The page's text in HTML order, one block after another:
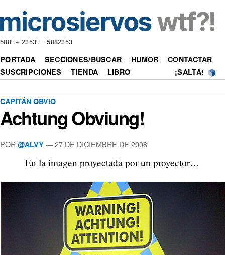
588² + 2353² = 5882353
PORTADA SECCIONES/BUSCAR HUMOR
CONTACTAR
SUSCRIPCIONES
TIENDA LIBRO ¡SALTA!
CAPITÁN OBVIO
Achtung Obviung!
POR @ALVY —27 DE DICIEMBRE DE 2008
En la imagen proyectada por un proyector…